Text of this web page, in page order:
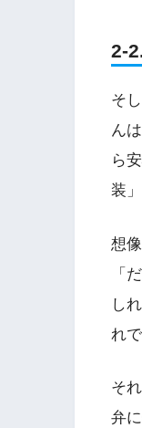
2-
そ
ん
ら
装
想
「
し
れで
そ
弁